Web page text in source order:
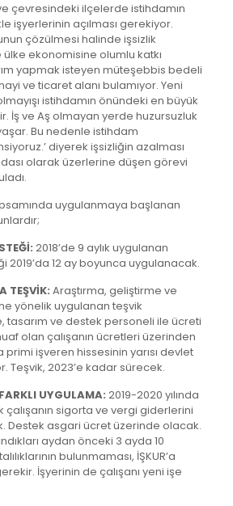
çevresindeki ilçelerde istihdamın
işyerlerinin açılması gerekiyor.
çözülmesi halinde işsizlik
ekonomisine olumlu katkı
yapmak isteyen müteşebbis bedeli
ve ticaret alanı bulamıyor. Yeni
istihdamın önündeki en büyük
İş ve Aş olmayan yerde huzursuzluk
Bu nedenle istihdam
diyerek işsizliğin azalması
olarak üzerlerine düşen görevi
uygulanmaya başlanan
2018’de 9 aylık uygulanan
12 ay boyunca uygulanacak.
TEŞVİK: Araştırma, geliştirme ve
yönelik uygulanan teşvik
tasarım ve destek personeli ile ücreti
olan çalışanın ücretleri üzerinden
işveren hissesinin yarısı devlet
Teşvik, 2023’e kadar sürecek.
UYGULAMA: 2019-2020 yılında
çalışanın sigorta ve vergi giderlerini
Destek asgari ücret üzerinde olacak.
aydan önceki 3 ayda 10
bulunmaması, İŞKUR’a
İşyerinin de çalışanı yeni işe